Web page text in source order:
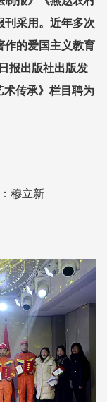
刊采用。近年多次
作的爱国主义教育
报出版社出版发
术传承》栏目聘为
穆立新